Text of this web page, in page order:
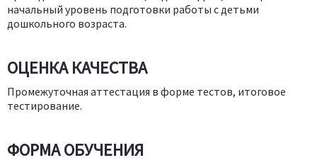
начальный уровень подготовки работы с детьми
дошкольного возраста.
ОЦЕНКА КАЧЕСТВА
Промежуточная аттестация в форме тестов, итоговое
тестирование.
ФОРМА ОБУЧЕНИЯ